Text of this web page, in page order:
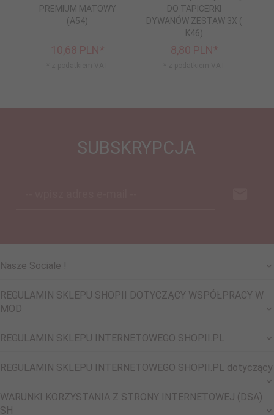
PREMIUM MATOWY
(A54)
10,68 PLN*
DO TAPICERKI
DYWANÓW ZESTAW 3X (
K46)
8,80 PLN*
SUBSKRYPCJA
Nasze Sociale !
REGULAMIN SKLEPU SHOPII DOTYCZĄCY WSPÓŁPRACY W
MOD
REGULAMIN SKLEPU INTERNETOWEGO SHOPII.PL
REGULAMIN SKLEPU INTERNETOWEGO SHOPII.PL dotyczący
WARUNKI KORZYSTANIA Z STRONY INTERNETOWEJ (DSA)
SH